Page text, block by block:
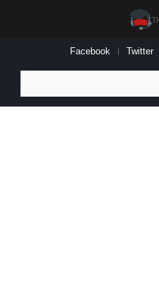
Facebook Twitter
for: